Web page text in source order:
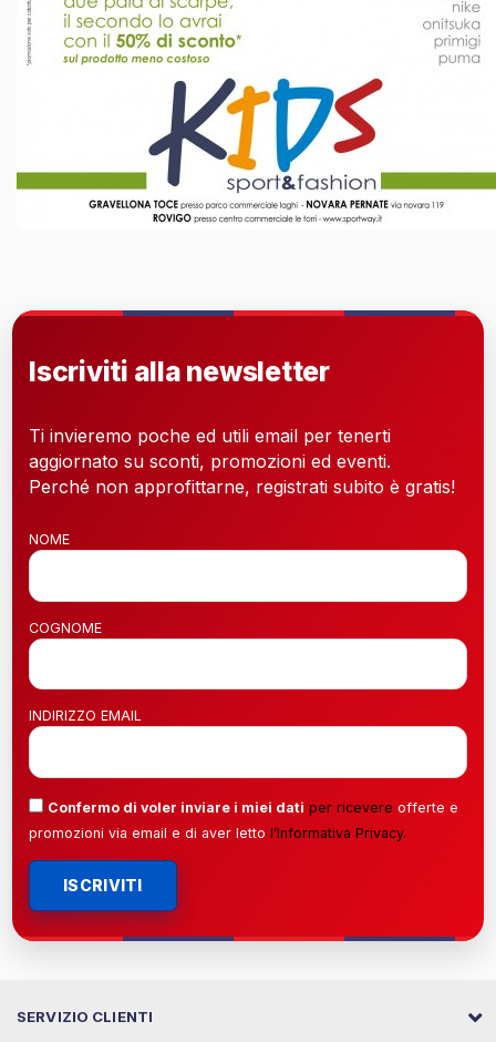
Iscriviti alla newsletter
Ti invieremo poche ed utili email per tenerti
aggiornato su sconti, promozioni ed eventi.
Perché non approfittarne, registrati subito è gratis!
NOME
COGNOME
INDIRIZZO EMAIL
Confermo di voler inviare i miei dati per ricevere offerte e
promozioni via email e di aver letto l’Informativa Privacy.
ISCRIVITI
SERVIZIO CLIENTI